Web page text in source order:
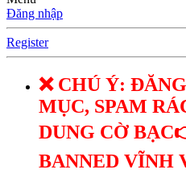
Đăng nhập
Register
❌ CHÚ Ý:
MỤC, SPAM
DUNG CỜ
BANNED VĨNH